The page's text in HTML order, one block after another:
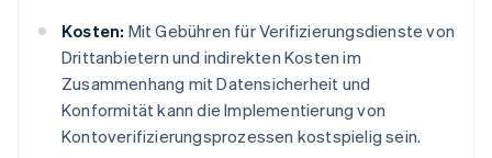
Kosten: Mit Gebühren für Verifizierungsdienste von
Drittanbietern und indirekten Kosten im
Zusammenhang mit Datensicherheit und
Konformität kann die Implementierung von
Kontoverifizierungsprozessen kostspielig sein.